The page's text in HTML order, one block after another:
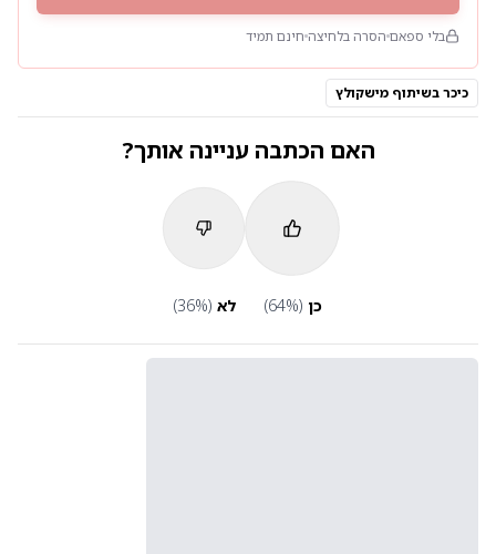
בלי ספאם הסרה בלחיצה חינם תמיד
כיכר בשיתוף מישקולץ
האם הכתבה עניינה אותך?
כן (
64%) לא (
36%)